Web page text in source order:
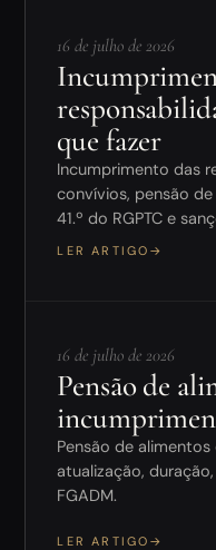
16 de julho de 2026
que fazer
Incumprimento das
convívios, pensão
41.º do RGPTC e
LER ARTIGO →
16 de julho de 2026
Pensão de
Pensão de
atualização,
FGADM.
LER ARTIGO →